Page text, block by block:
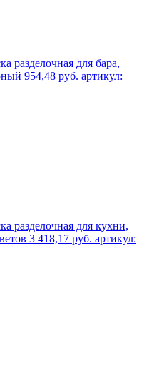
разделочная для бара,
954,48 руб. артикул:
разделочная для кухни,
3 418,17 руб. артикул: